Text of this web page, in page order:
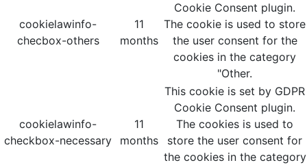
cookielawinfo-
checbox-others
11
months
Cookie Consent plugin.
The cookie is used to store
the user consent for the
cookies in the category
"Other.
cookielawinfo-
checkbox-necessary
11
months
This cookie is set by GDPR
Cookie Consent plugin.
The cookies is used to
store the user consent for
the cookies in the category